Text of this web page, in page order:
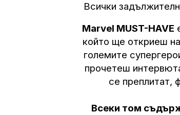
Всички
Marvel MUST-HAVE
който ще откриеш
големите
прочетеш
се преплитат,
Всеки том